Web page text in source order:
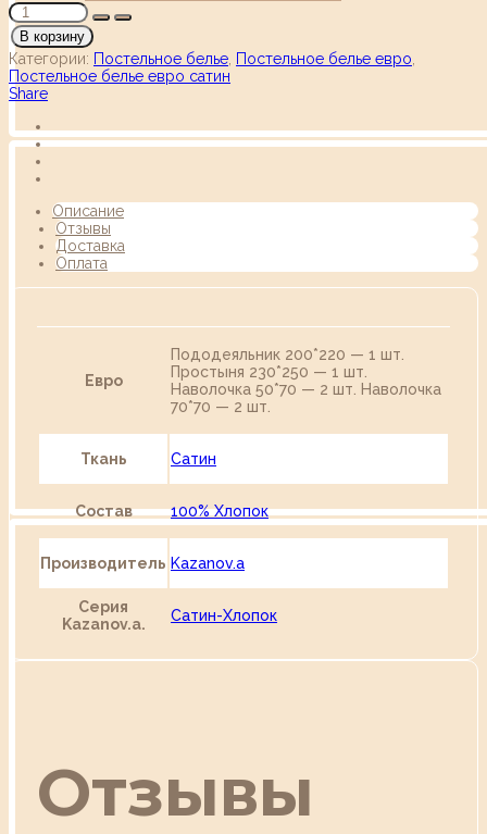
В корзину
Категории: Постельное белье Постельное белье евро
Постельное белье евро сатин
Share
Описание
Отзывы
Доставка
Оплата
Евро
Пододеяльник 200*220 — 1 шт.
Простыня 230*250 — 1 шт.
Наволочка 50*70 — 2 шт. Наволочка
70*70 — 2 шт.
Ткань Сатин
Состав 100% Хлопок
Производитель Kazanov.a
Серия
Kazanov.a.
Сатин-Хлопок
Отзывы